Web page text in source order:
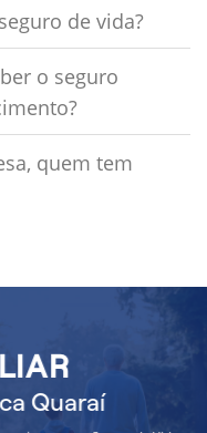
de vida?
o seguro
quem tem
Quaraí